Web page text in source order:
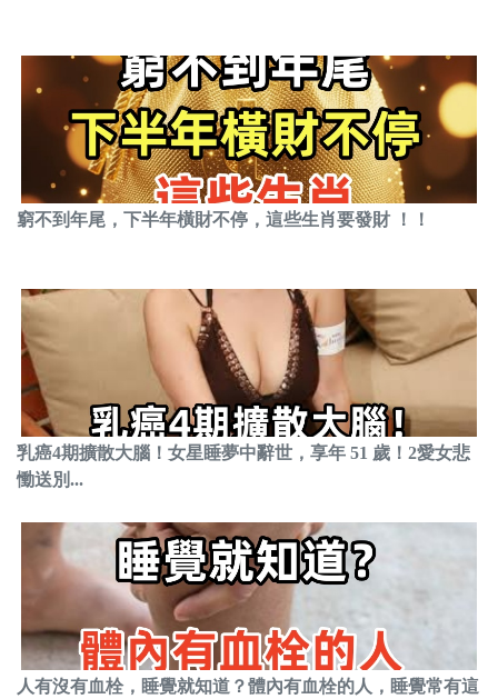
窮不到年尾，下半年橫財不停，這些生肖要發財 ！！
乳癌4期擴散大腦！女星睡夢中辭世，享年 51 歲！2愛女悲
慟送別...
人有沒有血栓，睡覺就知道？體內有血栓的人，睡覺常有這